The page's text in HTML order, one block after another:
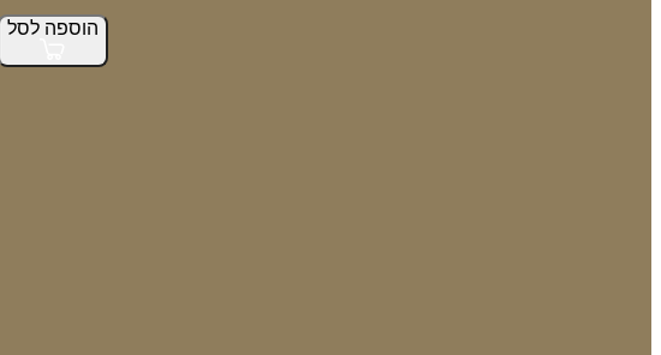
הוספה לסל